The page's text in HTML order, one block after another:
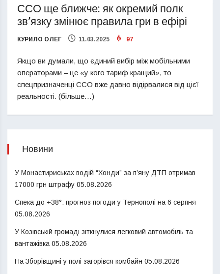
ССО ще ближче: як окремий полк
зв’язку змінює правила гри в ефірі
КУРИЛО ОЛЕГ 11.03.2025 97
Якщо ви думали, що єдиний вибір між мобільними
операторами – це «у кого тариф кращий», то
спецпризначенці ССО вже давно відірвалися від цієї
реальності. (більше…)
Новини
У Монастириськах водій “Хонди” за п’яну ДТП отримав
17000 грн штрафу 05.08.2026
Спека до +38°: прогноз погоди у Тернополі на 6 серпня
05.08.2026
У Козівській громаді зіткнулися легковий автомобіль та
вантажівка 05.08.2026
На Зборівщині у полі загорівся комбайн 05.08.2026